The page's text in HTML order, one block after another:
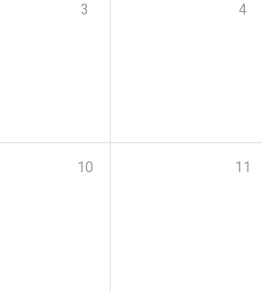
3 4
10 11